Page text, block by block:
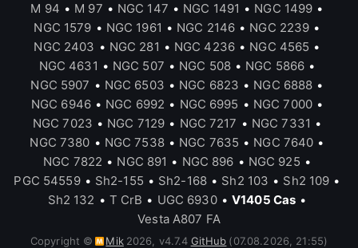
M 94 • M 97 • NGC 147 • NGC 1491 • NGC 1499 •
NGC 1579 • NGC 1961 • NGC 2146 • NGC 2239 •
NGC 2403 • NGC 281 • NGC 4236 • NGC 4565 •
NGC 4631 • NGC 507 • NGC 508 • NGC 5866 •
NGC 5907 • NGC 6503 • NGC 6823 • NGC 6888 •
NGC 6946 • NGC 6992 • NGC 6995 • NGC 7000 •
NGC 7023 • NGC 7129 • NGC 7217 • NGC 7331 •
NGC 7380 • NGC 7538 • NGC 7635 • NGC 7640 •
NGC 7822 • NGC 891 • NGC 896 • NGC 925 •
PGC 54559 • Sh2-155 • Sh2-168 • Sh2 103 • Sh2 109 •
Sh2 132 • T CrB • UGC 6930 • V1405 Cas •
Vesta A807 FA
Copyright © Mik 2026 v4.7.4 GitHub (07.08.2026, 21:55)